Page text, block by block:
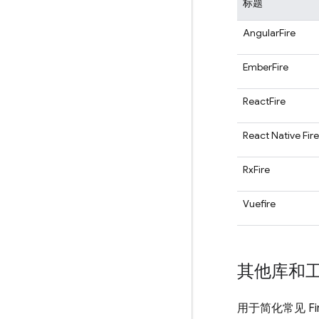
标题
AngularFire
EmberFire
ReactFire
React Native
RxFire
Vuefire
其他库和
用于简化常见